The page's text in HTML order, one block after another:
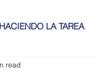
HACIENDO LA TAREA
read